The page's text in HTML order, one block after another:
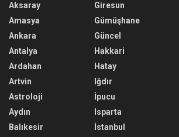
Aksaray
Amasya
Ankara
Antalya
Ardahan
Artvin
Astroloji
Aydın
Balıkesir
Giresun
Gümüşhane
Güncel
Hakkari
Hatay
Iğdır
İpucu
Isparta
İstanbul